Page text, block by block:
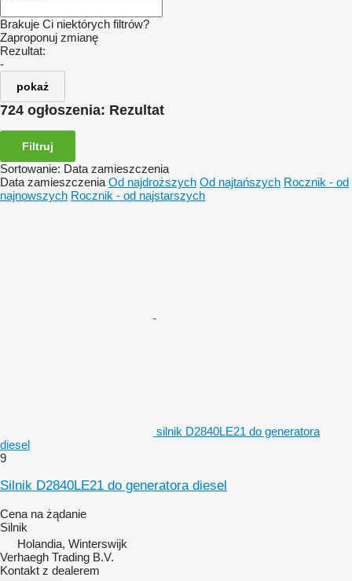
Brakuje Ci niektórych filtrów?
Zaproponuj zmianę
Rezultat:
-
pokaż
724 ogłoszenia: Rezultat
Filtruj
Sortowanie: Data zamieszczenia
Data zamieszczenia Od najdroższych Od najtańszych Rocznik - od
najnowszych Rocznik - od najstarszych
silnik D2840LE21 do generatora
diesel
9
Silnik D2840LE21 do generatora diesel
Cena na żądanie
Silnik
Holandia, Winterswijk
Verhaegh Trading B.V.
Kontakt z dealerem